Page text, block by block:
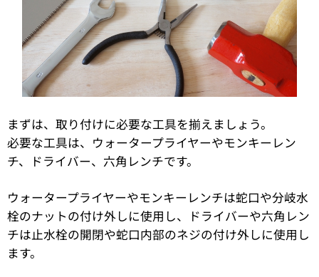
まずは、取り付けに必要な工具を揃えましょう。
必要な工具は、ウォータープライヤーやモンキーレン
チ、ドライバー、六角レンチです。
ウォータープライヤーやモンキーレンチは蛇口や分岐水
栓のナットの付け外しに使用し、ドライバーや六角レン
チは止水栓の開閉や蛇口内部のネジの付け外しに使用し
ます。